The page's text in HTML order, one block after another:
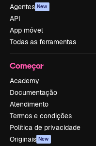
Agentes New
API
App móvel
Todas as ferramentas
Começar
Academy
Documentação
Atendimento
Termos e condições
Política de privacidade
Originais New